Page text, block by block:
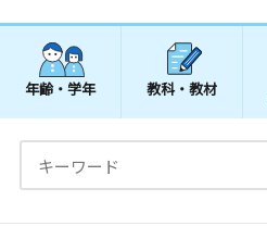
年齢・学年 教科・教材